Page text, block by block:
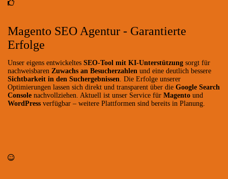
Magento SEO Agentur - Garantierte
Erfolge
Unser eigens entwickeltes SEO-Tool mit KI-Unterstützung sorgt für
nachweisbaren Zuwachs an Besucherzahlen und eine deutlich bessere
Sichtbarkeit in den Suchergebnissen . Die Erfolge unserer
Optimierungen lassen sich direkt und transparent über die Google Search
Console nachvollziehen. Aktuell ist unser Service für Magento und
WordPress verfügbar – weitere Plattformen sind bereits in Planung.